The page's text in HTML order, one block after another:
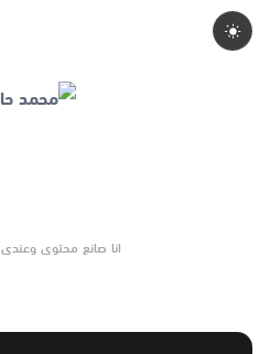
انا صانع محتوى وعندى 38 الف متابع